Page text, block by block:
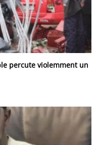
percute violemment un